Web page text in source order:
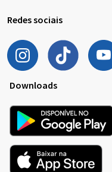
Redes sociais
Downloads